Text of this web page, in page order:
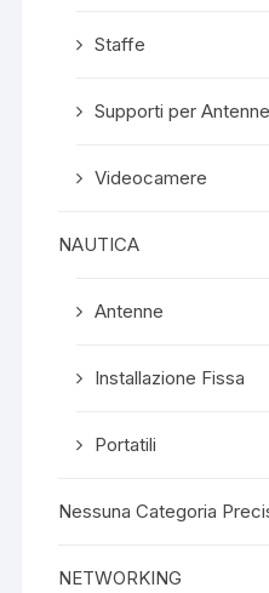
Staffe
Supporti per Antenne
Videocamere
NAUTICA
Antenne
Installazione Fissa
Portatili
Nessuna Categoria
NETWORKING